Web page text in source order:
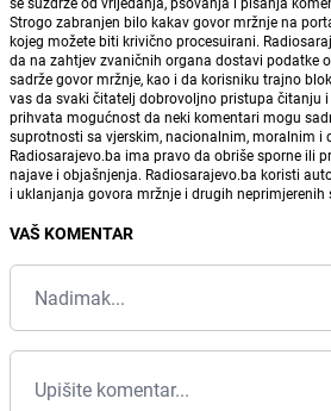
Strogo zabranjen bilo kakav govor mržnje na
kojeg možete biti krivično procesuirani.
da na zahtjev zvaničnih organa dostavi podatke
sadrže govor mržnje, kao i da korisniku trajno
vas da svaki čitatelj dobrovoljno pristupa čitanju
prihvata mogućnost da neki komentari mogu
suprotnosti sa vjerskim, nacionalnim, moralnim i
Radiosarajevo.ba ima pravo da obriše sporne ili
najave i objašnjenja. Radiosarajevo.ba koristi
i uklanjanja govora mržnje i drugih
VAŠ KOMENTAR